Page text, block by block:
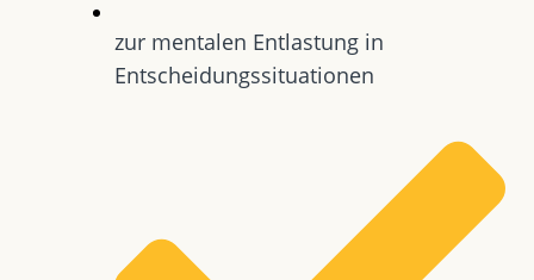
zur mentalen Entlastung in
Entscheidungssituationen